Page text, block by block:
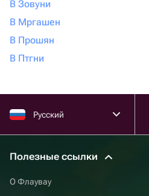
В Зовуни
В Мргашен
В Прошян
В Птгни
Русский
Полезные ссылки
О Флаувау